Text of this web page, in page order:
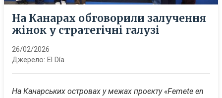
На Канарах обговорили залучення
жінок у стратегічні галузі
26/02/2026
Джерело: El Día
На Канарських островах у межах проєкту «Femete en